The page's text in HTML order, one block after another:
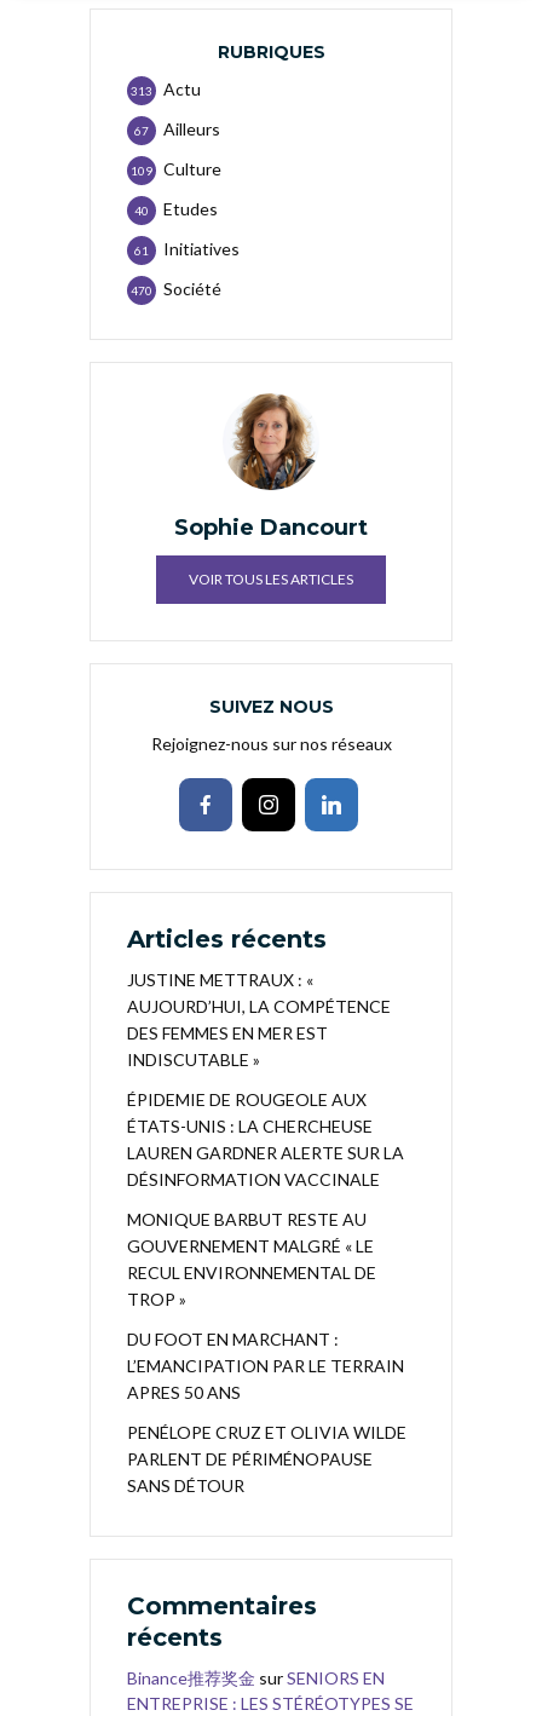
RUBRIQUES
Actu
313
Ailleurs
67
Culture
109
Etudes
40
Initiatives
61
Société
470
Sophie Dancourt
VOIR TOUS LES ARTICLES
SUIVEZ NOUS
Rejoignez-nous sur nos réseaux
Articles récents
JUSTINE METTRAUX : «
AUJOURD’HUI, LA COMPÉTENCE
DES FEMMES EN MER EST
INDISCUTABLE »
ÉPIDEMIE DE ROUGEOLE AUX
ÉTATS-UNIS : LA CHERCHEUSE
LAUREN GARDNER ALERTE SUR LA
DÉSINFORMATION VACCINALE
MONIQUE BARBUT RESTE AU
GOUVERNEMENT MALGRÉ « LE
RECUL ENVIRONNEMENTAL DE
TROP »
DU FOOT EN MARCHANT :
L’EMANCIPATION PAR LE TERRAIN
APRES 50 ANS
PENÉLOPE CRUZ ET OLIVIA WILDE
PARLENT DE PÉRIMÉNOPAUSE
SANS DÉTOUR
Commentaires
récents
Binance推荐奖金 surSENIORS EN
ENTREPRISE : LES STÉRÉOTYPES SE